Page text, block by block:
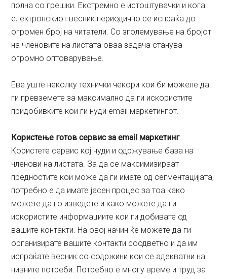
полна со грешки. Екстремно е истоштувачки и кога
електронскиот весник периодично се испраќа до
огромен број на читатели. Со зголемување на бројот
на членовите на листата оваа задача станува
огромно оптоварување.
Еве уште неколку технички чекори кои би можеле да
ги превземете за максимално да ги искористите
придобивките кои ги нуди email маркетингот.
Користење готов сервис за email маркетинг
Користете сервис кој нуди и одржување база на
членови на листата. За да се максимизираат
предностите кои може да ги имате од сегментацијата,
потребно е да имате јасен процес за тоа како
можете да го изведете и како можете да ги
искористите информациите кои ги добивате од
вашите контакти. На овој начин ќе можете да ги
организирате вашите контакти соодветно и да им
испраќате весник со содржини кои се адекватни на
нивните потреби. Потребно е многу време и труд за